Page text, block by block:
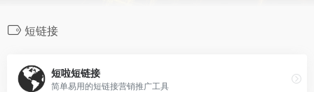
短链接
短啦短链接
简单易用的短链接营销推广工具